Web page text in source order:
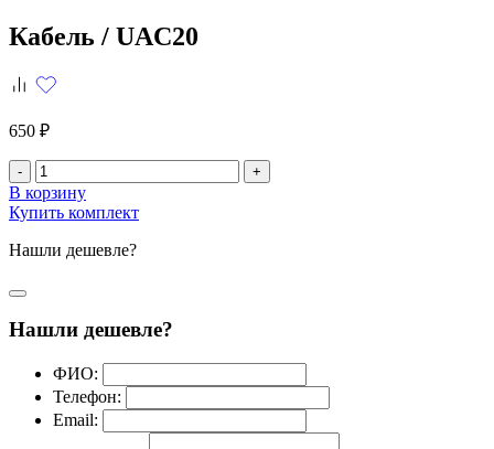
Кабель / UAC20
650 ₽
- +
В корзину
Купить комплект
Нашли дешевле?
Нашли дешевле?
ФИО:
Телефон:
Email: